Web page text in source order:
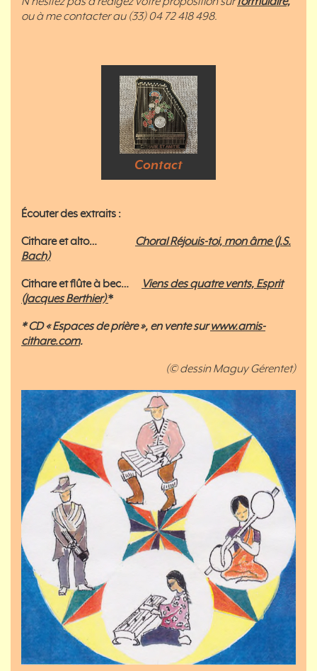
ou à me contacter au (33) 04 72 418 498.
Contact
Écouter des extraits :
Cithare et alto…
Choral Réjouis-toi, mon âme (J.S.
Bach)
Cithare et flûte à bec…
Viens des quatre vents, Esprit
(Jacques Berthier)*
* CD « Espaces de prière », en vente surwww.amis-
cithare.com.
(© dessin Maguy Gérentet)